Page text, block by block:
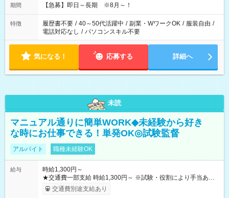
期間 【急募】即日～長期 ※8月～！
特徴 履歴書不要 / 40～50代活躍中 / 副業・WワークOK / 服装自由 /
電話対応なし / パソコンスキル不要
気になる！ 応募する 詳細へ
未読
マニュアル通りに簡単WORK◆未経験から好き
な時にお仕事できる！単発OK◎試験監督
アルバイト 職種未経験OK
給与
時給1,300円～
★交通費一部支給 時給1,300円～ ※試験・役割により手当あり
※勤務回数により昇給あり 【即給（前払い）オプションあ
り！】 希望される場合、勤務から1週間ほどで給与の一部を受け
交通費別途支給あり